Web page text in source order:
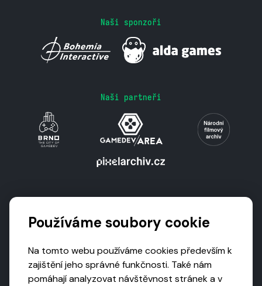
Naši sponzoři
Naši partneři
Používáme soubory cookie
Na tomto webu používáme cookies především k
zajištění jeho správné funkčnosti. Také nám
pomáhají analyzovat návštěvnost stránek a v